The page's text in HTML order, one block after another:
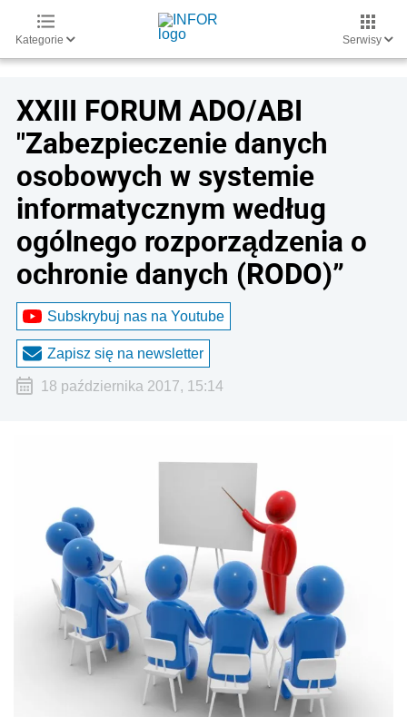
Kategorie Serwisy
XXIII FORUM ADO/ABI
"Zabezpieczenie danych
osobowych w systemie
informatycznym według
ogólnego rozporządzenia o
ochronie danych (RODO)”
Subskrybuj nas na Youtube
Zapisz się na newsletter
18 października 2017, 15:14